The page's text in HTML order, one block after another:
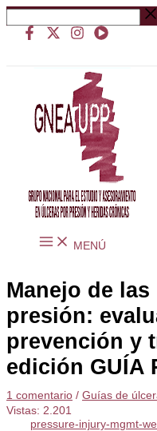
Ir
al
contenido
Buscar
…
MENÚ
Manejo de
presión:
prevención y
edición GUÍA
1 comentario / Guías de
Vistas: 2.201
pressure-injury-mgmt-